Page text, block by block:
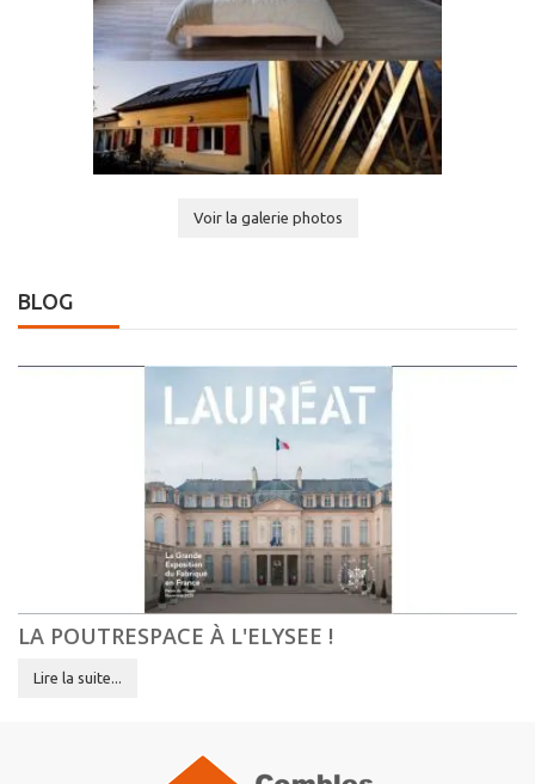
Voir la galerie photos
BLOG
LA POUTRESPACE À L'ELYSEE !
Lire la suite...